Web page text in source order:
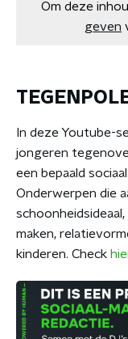
Om deze
geven
In deze Youtube-
jongeren
een bepaald
Onderwerpen die
maken,
kinderen. Check